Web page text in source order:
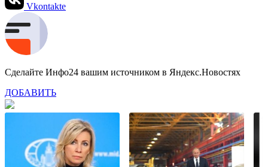
Vkontakte
Сделайте Инфо24 вашим источником в Яндекс.Новостях
ДОБАВИТЬ